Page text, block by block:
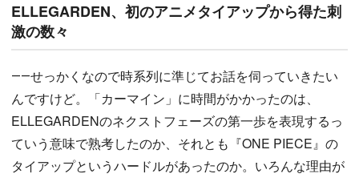
ELLEGARDEN、初のアニメタイアップから得た刺
激の数々
――せっかくなので時系列に準じてお話を伺っていきたい
んですけど。「カーマイン」に時間がかかったのは、
ELLEGARDENのネクストフェーズの第一歩を表現するっ
ていう意味で熟考したのか、それとも『ONE PIECE』の
タイアップというハードルがあったのか。いろんな理由が